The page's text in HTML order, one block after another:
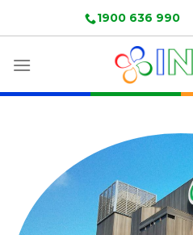
1900 636 990